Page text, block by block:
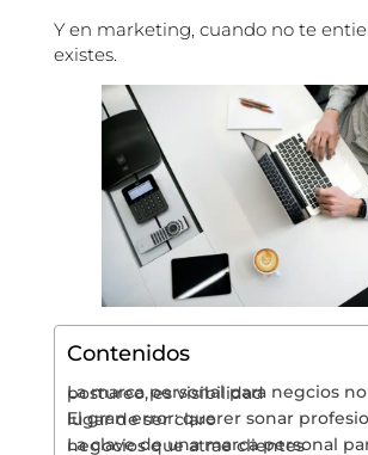
Y en marketing, cuando no te
existes.
Contenidos
La marca personal para negcios no es postureo, es visibilidad
El gran error: querer sonar profesional en lugar de ser claro
La clave de una marca personal para negocios que atrae clientes